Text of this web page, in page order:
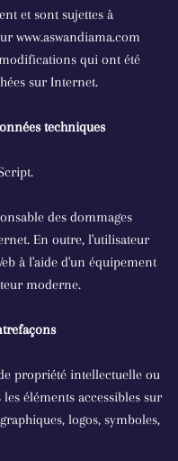
et sont sujettes à
www.aswandiama.com
qui ont été
sur Internet.
techniques
des dommages
En outre, l'utilisateur
à l'aide d'un équipement
moderne.
propriété intellectuelle ou
éléments accessibles sur
logos, symboles,